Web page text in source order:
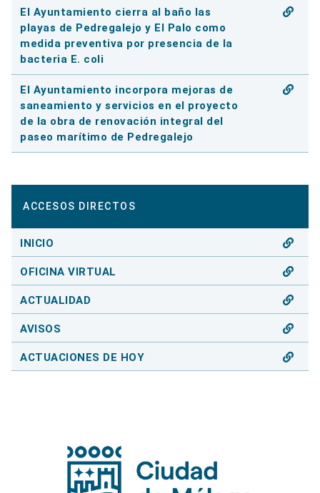
El Ayuntamiento cierra al baño las
playas de Pedregalejo y El Palo como
medida preventiva por presencia de la
bacteria E. coli
El Ayuntamiento incorpora mejoras de
saneamiento y servicios en el proyecto
de la obra de renovación integral del
paseo marítimo de Pedregalejo
ACCESOS DIRECTOS
INICIO
OFICINA VIRTUAL
ACTUALIDAD
AVISOS
ACTUACIONES DE HOY